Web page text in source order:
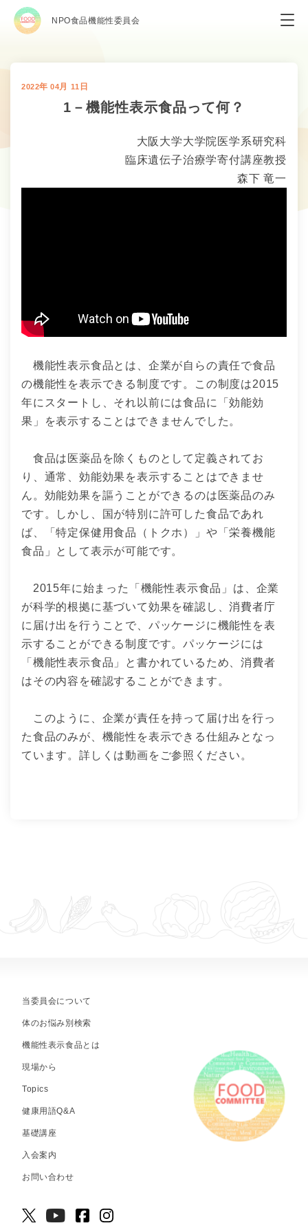
NPO食品機能性委員会
2022年 04月 11 日
1－機能性表示食品って何？
大阪大学大学院医学系研究科
臨床遺伝子治療学寄付講座教授
森下 竜一
機能性表示食品とは、企業が自らの責任で食品
の機能性を表示できる制度です。この制度は2015
年にスタートし、それ以前には食品に「効能効
果」を表示することはできませんでした。
食品は医薬品を除くものとして定義されてお
り、通常、効能効果を表示することはできませ
ん。効能効果を謳うことができるのは医薬品のみ
です。しかし、国が特別に許可した食品であれ
ば、「特定保健用食品（トクホ）」や「栄養機能
食品」として表示が可能です。
2015年に始まった「機能性表示食品」は、企業
が科学的根拠に基づいて効果を確認し、消費者庁
に届け出を行うことで、パッケージに機能性を表
示することができる制度です。パッケージには
「機能性表示食品」と書かれているため、消費者
はその内容を確認することができます。
このように、企業が責任を持って届け出を行っ
た食品のみが、機能性を表示できる仕組みとなっ
ています。詳しくは動画をご参照ください。
当委員会について
体のお悩み別検索
機能性表示食品とは
現場から
Topics
健康用語Q&A
基礎講座
入会案内
お問い合わせ